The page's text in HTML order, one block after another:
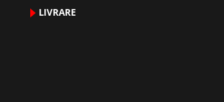
LIVRARE